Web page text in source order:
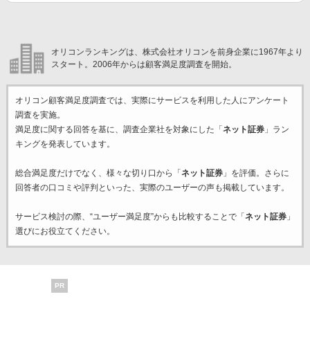
オリコンランキングは、株式会社オリコンを前身企業に1967年より
スタート。2006年からは顧客満足度調査を開始。
オリコン顧客満足度調査では、実際にサービスを利用した 人にアンケート
調査を実施。
満足度に関する回答を基に、調査企業社を対象にした「 ネット証券」ラン
キングを発表しています。
総合満足度だけでなく、様々な切り口から「 ネット証券」を評価。さらに
回答者の口コミや評判といった、実際のユーザーの声も掲載しています。
サービス検討の際、“ユーザー満足度”からも比較することで「 ネット証券」
選びにお役立てください。
PR